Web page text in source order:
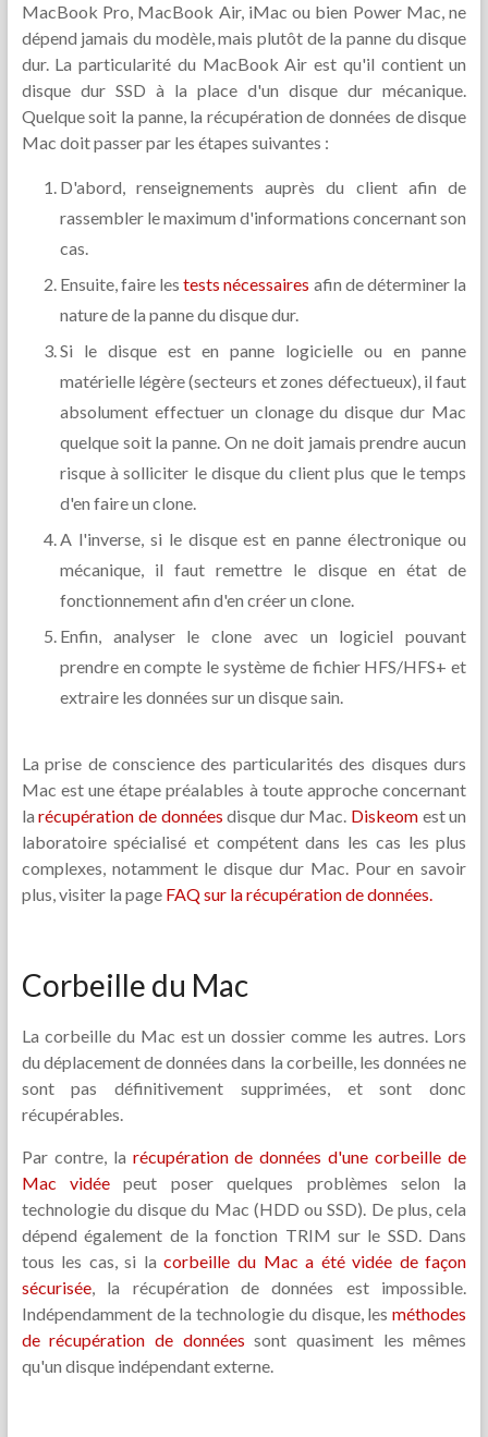
MacBook Pro, MacBook Air, iMac ou bien Power Mac, ne
dépend jamais du modèle, mais plutôt de la panne du disque
dur. La particularité du MacBook Air est qu'il contient un
disque dur SSD à la place d'un disque dur mécanique.
Quelque soit la panne, la récupération de données de disque
Mac doit passer par les étapes suivantes :
D'abord, renseignements auprès du client afin de
rassembler le maximum d'informations concernant son
cas.
Ensuite, faire lestests nécessaires afin de déterminer la
nature de la panne du disque dur.
Si le disque est en panne logicielle ou en panne
matérielle légère (secteurs et zones défectueux), il faut
absolument effectuer un clonage du disque dur Mac
quelque soit la panne. On ne doit jamais prendre aucun
risque à solliciter le disque du client plus que le temps
d'en faire un clone.
A l'inverse, si le disque est en panne électronique ou
mécanique, il faut remettre le disque en état de
fonctionnement afin d'en créer un clone.
Enfin, analyser le clone avec un logiciel pouvant
prendre en compte le système de fichier HFS/HFS+ et
extraire les données sur un disque sain.
La prise de conscience des particularités des disques durs
Mac est une étape préalables à toute approche concernant
larécupération de données disque dur Mac. Diskeom est un
laboratoire spécialisé et compétent dans les cas les plus
complexes, notamment le disque dur Mac. Pour en savoir
plus, visiter la page FAQ sur la récupération de données.
Corbeille du Mac
La corbeille du Mac est un dossier comme les autres. Lors
du déplacement de données dans la corbeille, les données ne
sont pas définitivement supprimées, et sont donc
récupérables.
Par contre, la récupération de données d'une corbeille de
Mac vidée peut poser quelques problèmes selon la
technologie du disque du Mac (HDD ou SSD). De plus, cela
dépend également de la fonction TRIM sur le SSD. Dans
tous les cas, si lacorbeille du Mac a été vidée de façon
sécurisée, la récupération de données est impossible.
Indépendamment de la technologie du disque, les méthodes
de récupération de données sont quasiment les mêmes
qu'un disque indépendant externe.